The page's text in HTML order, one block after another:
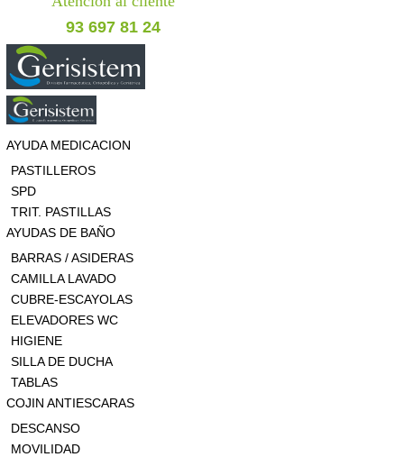
93 697 81 24
AYUDA MEDICACION
PASTILLEROS
SPD
TRIT. PASTILLAS
AYUDAS DE BAÑO
BARRAS / ASIDERAS
CAMILLA LAVADO
CUBRE-ESCAYOLAS
ELEVADORES WC
HIGIENE
SILLA DE DUCHA
TABLAS
COJIN ANTIESCARAS
DESCANSO
MOVILIDAD